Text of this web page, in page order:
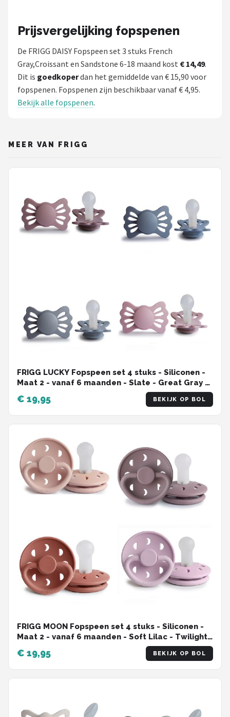
Prijsvergelijking fopspenen
De FRIGG DAISY Fopspeen set 3 stuks French
Gray,Croissant en Sandstone 6-18 maand kost € 14,49.
Dit is goedkoperdan het gemiddelde van € 15,90 voor
fopspenen. Fopspenen zijn beschikbaar vanaf € 4,95.
Bekijk alle fopspenen.
MEER VAN FRIGG
FRIGG LUCKY Fopspeen set 4 stuks - Siliconen -
Maat 2 - vanaf 6 maanden - Slate - Great Gray -
€ 19,95 BEKIJK OP BOL
FRIGG MOON Fopspeen set 4 stuks - Siliconen -
Maat 2 - vanaf 6 maanden - Soft Lilac - Twilight
€ 19,95 BEKIJK OP BOL